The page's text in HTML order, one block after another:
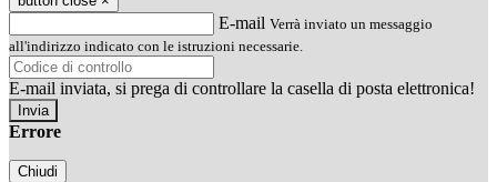
E-mail Verrà inviato un messaggio
all'indirizzo indicato con le istruzioni necessarie.
E-mail inviata, si prega di controllare la casella di posta elettronica!
Errore
Chiudi